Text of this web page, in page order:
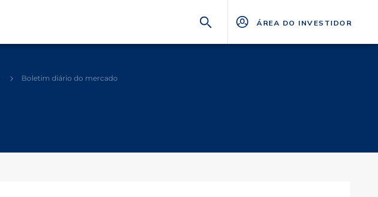
ÁREA DO INVESTIDOR
Boletim diário do mercado